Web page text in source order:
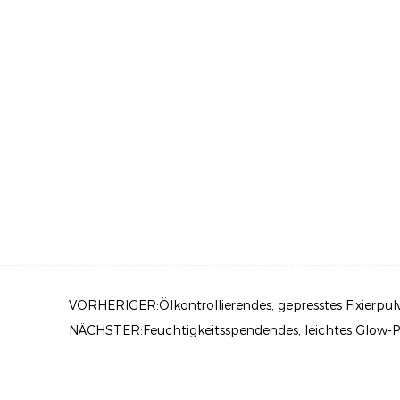
VORHERIGER:Ölkontrollierendes, gepresstes
NÄCHSTER:Feuchtigkeitsspendendes, leichtes Glow-